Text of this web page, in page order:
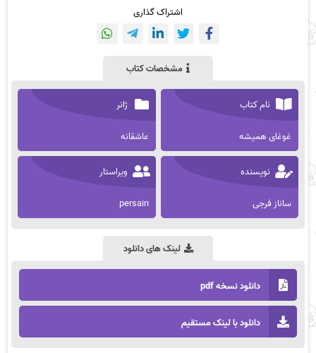
اشتراک گذاری
مشخصات کتاب
نام کتاب
غوغای همیشه
ژانر
عاشقانه
نویسنده
ساناز فرجی
ویراستار
persain
لینک های دانلود
دانلود نسخه pdf
دانلود با لینک مستقیم